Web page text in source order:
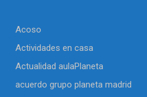
Acoso
Actividades en casa
Actualidad aulaPlaneta
acuerdo grupo planeta madrid